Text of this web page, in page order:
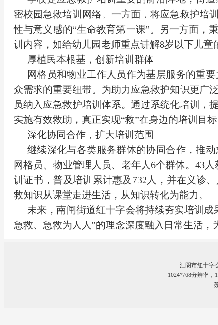
密校园急救培训网络。一方面，将应急救护培
性与意义感的“生命教育第一课”。另一方面，
训内容，如给幼儿园老师重点讲解8岁以下儿童
厚植民本根基，创新培训群体
网格员和物业工作人员作为基层服务的重
众需求的重要纽带。为助力应急救护知识更广
员纳入应急救护培训体系。通过系统化培训，
实施有效救助，真正实现“救”在身边的培训目
深化协同合作，扩大培训范围
继续深化与各类服务群体的协同合作，推
网格员、物业管理人员、老年人6个群体。43
训证书，普及培训累计惠及732人，并在义诊
救知识从课堂走进生活，从知识转化为能力。
未来，南闸街道红十字会将持续夯实培训
急救、急救为人人”的理念深度融入日常生活
江阴市红十字
1024*768分辨率，